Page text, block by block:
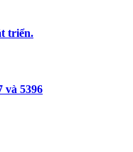
triển.
và 5396